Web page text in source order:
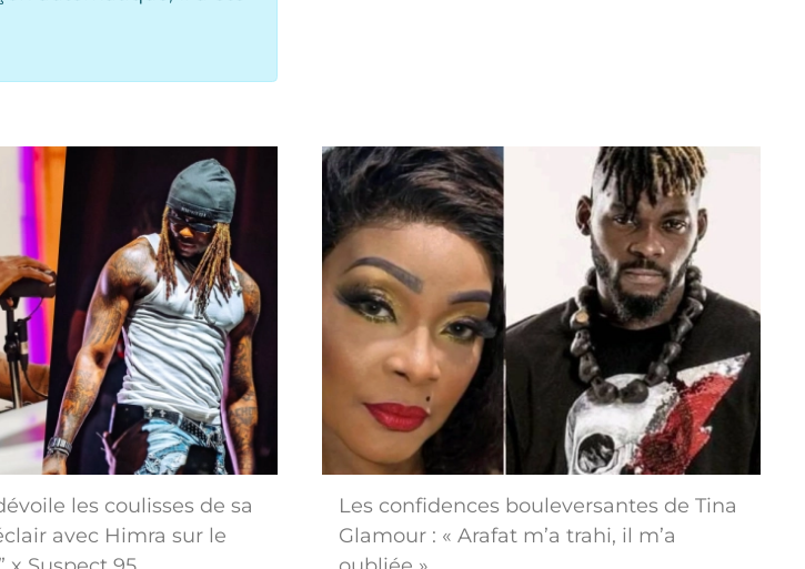
les coulisses de sa
avec Himra sur le
Les confidences bouleversantes de Tina
Glamour : « Arafat m’a trahi, il m’a